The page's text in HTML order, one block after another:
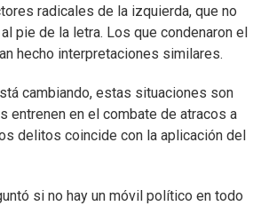
radicales de la izquierda, que no
pie de la letra. Los que condenaron el
hecho interpretaciones similares.
cambiando, estas situaciones son
entrenen en el combate de atracos a
delitos coincide con la aplicación del
si no hay un móvil político en todo